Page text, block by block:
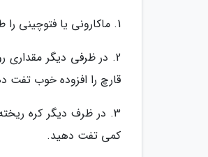
1. ماکارونی یا فتوچینی را طبق دستور پخته آب کش کنید و کنار بگذارید.
2. در ظرفی دیگر
قارچ را افزوده خوب تفت
3. در ظرف دیگر کره
کمی تفت دهید.